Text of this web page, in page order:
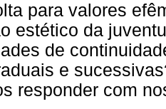
para valores
estético da
de
e
responder com